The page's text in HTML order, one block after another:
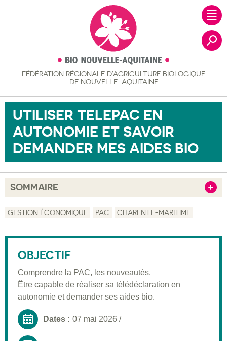
FÉDÉRATION RÉGIONALE D’AGRICULTURE BIOLOGIQUE
DE NOUVELLE-AQUITAINE
UTILISER TELEPAC EN
AUTONOMIE ET SAVOIR
DEMANDER MES AIDES BIO
SOMMAIRE
Validation
Informations pratiques
GESTION ÉCONOMIQUE PAC CHARENTE-MARITIME
OBJECTIF
Comprendre la PAC, les nouveautés.
Être capable de réaliser sa télédéclaration en
autonomie et demander ses aides bio.
Dates : 07 mai 2026 /